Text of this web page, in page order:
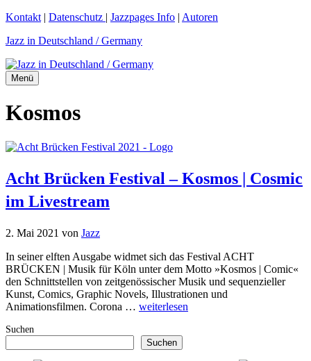
Zum
springen
Kontakt | Datenschutz | Jazzpages Info | Autoren
Jazz in Deutschland / Germany
Menü
Kosmos
Acht Brücken Festival – Kosmos | Cosmic
im Livestream
2. Mai 2021 von Jazz
In seiner elften Ausgabe widmet sich das Festival ACHT
BRÜCKEN | Musik für Köln unter dem Motto »Kosmos | Comic«
den Schnittstellen von zeitgenössischer Musik und sequenzieller
Kunst, Comics, Graphic Novels, Illustrationen und
Animationsfilmen. Corona … weiterlesen
Suchen
Suchen